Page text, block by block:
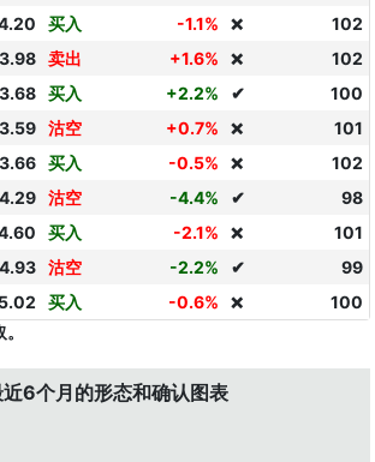
买入 -1.1% ❌
102
卖出 +1.6% ❌
102
买入 +2.2% ✔
100
沽空 +0.7% ❌
101
买入 -0.5% ❌
102
沽空 -4.4% ✔
98
买入 -2.1% ❌
101
沽空 -2.2% ✔
99
买入 -0.6% ❌ 100
6个月的形态和确认图表